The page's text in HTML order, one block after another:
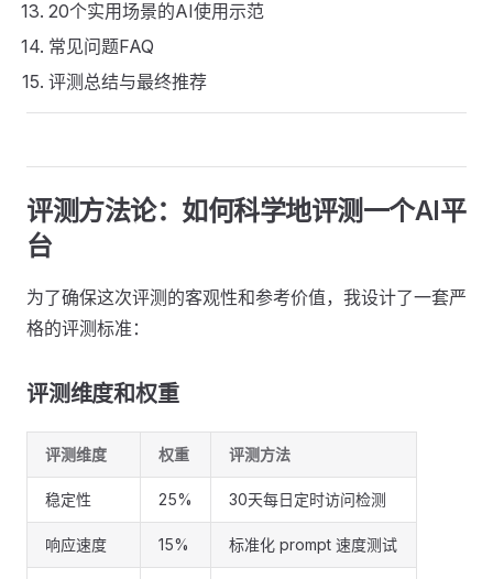
20个实用场景的AI使用示范
常见问题FAQ
评测总结与最终推荐
评测方法论：如何科学地评测一个AI平
台 ​
为了确保这次评测的客观性和参考价值，我设计了一套严
格的评测标准：
评测维度和权重 ​
评测维度 权重 评测方法
稳定性 25% 30天每日定时访问检测
响应速度 15% 标准化 prompt 速度测试